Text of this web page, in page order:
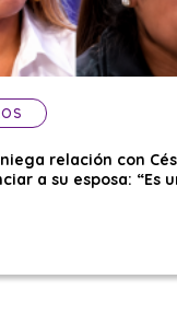
relación con
a su esposa: “Es